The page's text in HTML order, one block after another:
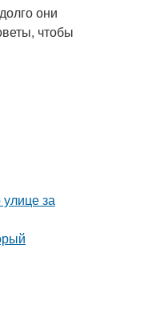
они
чтобы
за